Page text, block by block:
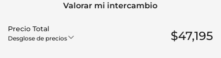
Valorar mi intercambio
Precio Total
Desglose de precios $47,195